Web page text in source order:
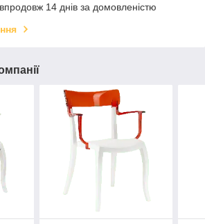
14 днів за домовленістю